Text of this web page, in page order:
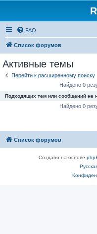
FAQ
Список форумов
Активные темы
Перейти к расширенному поиску
Найдено 0
Подходящих тем или сообщений не
Найдено 0
Список форумов
Создано на основе